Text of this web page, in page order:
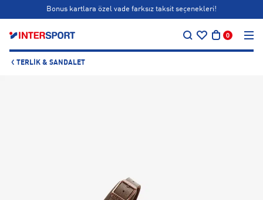
Bonus kartlara özel vade farksız taksit seçenekleri!
0
TERLIK & SANDALET